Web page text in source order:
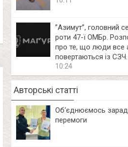
⁨”Азимут”, головний
роти 47-ї ОМБр.
про те, що люди все
повертаються із СЗЧ.
10:24
Авторські статті
Об‘єднюємось
перемоги